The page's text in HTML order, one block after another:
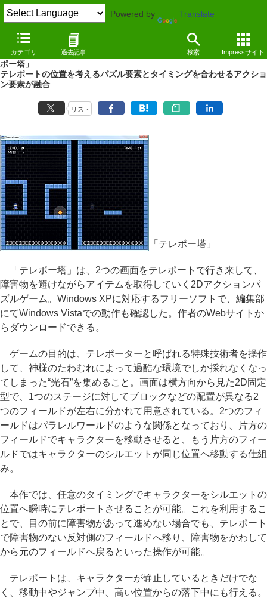
Powered by Translate
カテゴリ 過去記事 検索 Impressサイト
REVIEW
（10/04/07）
2つのフィールドをテレポートで行き来する2Dアクションパズル「テレ
ポー塔」
テレポートの位置を考えるパズル要素とタイミングを合わせるアクショ
ン要素が融合
リスト
「テレポー塔」
「テレポー塔」は、2つの画面をテレポートで行き来して、
障害物を避けながらアイテムを取得していく2Dアクションパ
ズルゲーム。Windows XPに対応するフリーソフトで、編集部
にてWindows Vistaでの動作も確認した。作者のWebサイトか
らダウンロードできる。
ゲームの目的は、テレポーターと呼ばれる特殊技術者を操作
して、神様のたわむれによって過酷な環境でしか採れなくなっ
てしまった“光石”を集めること。画面は横方向から見た2D固定
型で、1つのステージに対してブロックなどの配置が異なる2
つのフィールドが左右に分かれて用意されている。2つのフィ
ールドはパラレルワールドのような関係となっており、片方の
フィールドでキャラクターを移動させると、もう片方のフィー
ルドではキャラクターのシルエットが同じ位置へ移動する仕組
み。
本作では、任意のタイミングでキャラクターをシルエットの
位置へ瞬時にテレポートさせることが可能。これを利用するこ
とで、目の前に障害物があって進めない場合でも、テレポート
で障害物のない反対側のフィールドへ移り、障害物をかわして
から元のフィールドへ戻るといった操作が可能。
テレポートは、キャラクターが静止しているときだけでな
く、移動中やジャンプ中、高い位置からの落下中にも行える。